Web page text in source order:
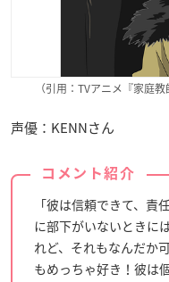
（引用：TVアニメ『家庭
声優：KENNさん
コメント紹介
「彼は信頼できて、責
に部下がいないときに
れど、それもなんだか
もめっちゃ好き！彼は